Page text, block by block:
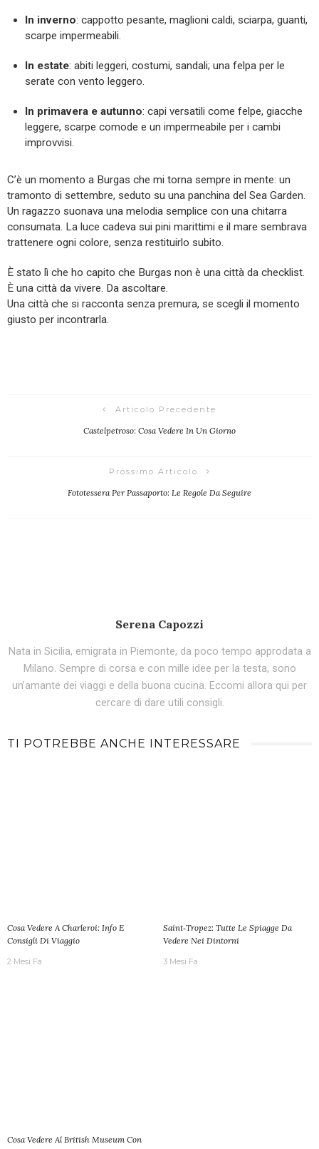
In inverno: cappotto pesante, maglioni caldi, sciarpa, guanti,
scarpe impermeabili.
In estate: abiti leggeri, costumi, sandali; una felpa per le
serate con vento leggero.
In primavera e autunno: capi versatili come felpe, giacche
leggere, scarpe comode e un impermeabile per i cambi
improvvisi.
C’è un momento a Burgas che mi torna sempre in mente: un
tramonto di settembre, seduto su una panchina del Sea Garden.
Un ragazzo suonava una melodia semplice con una chitarra
consumata. La luce cadeva sui pini marittimi e il mare sembrava
trattenere ogni colore, senza restituirlo subito.
È stato lì che ho capito che Burgas non è una città da checklist.
È una città da vivere. Da ascoltare.
Una città che si racconta senza premura, se scegli il momento
giusto per incontrarla.
Articolo Precedente
Castelpetroso: Cosa Vedere In Un Giorno
Prossimo Articolo
Fototessera Per Passaporto: Le Regole Da Seguire
Serena Capozzi
Nata in Sicilia, emigrata in Piemonte, da poco tempo approdata a
Milano. Sempre di corsa e con mille idee per la testa, sono
un’amante dei viaggi e della buona cucina. Eccomi allora qui per
cercare di dare utili consigli.
TI POTREBBE ANCHE INTERESSARE
Cosa Vedere A Charleroi: Info E
Consigli Di Viaggio
2 Mesi Fa
Saint‑Tropez: Tutte Le Spiagge Da
Vedere Nei Dintorni
3 Mesi Fa
Cosa Vedere Al British Museum Con